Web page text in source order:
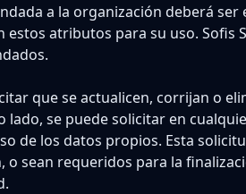
a la organización deberá
estos atributos para su uso.
que se actualicen, corrijan o
lado, se puede solicitar en
de los datos propios. Esta
o sean requeridos para la